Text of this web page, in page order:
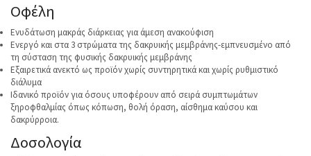
Οφέλη
Ενυδάτωση μακράς διάρκειας για άμεση ανακούφιση
Ενεργό και στα 3 στρώματα της δακρυικής μεμβράνης-εμπνευσμένο από
τη σύσταση της φυσικής δακρυικής μεμβράνης
Εξαιρετικά ανεκτό ως προϊόν χωρίς συντηρητικά και χωρίς ρυθμιστικό
διάλυμα
Ιδανικό προϊόν για όσους υποφέρουν από σειρά συμπτωμάτων
ξηροφθαλμίας όπως κόπωση, θολή όραση, αίσθημα καύσου και
δακρύρροια.
Δοσολογία